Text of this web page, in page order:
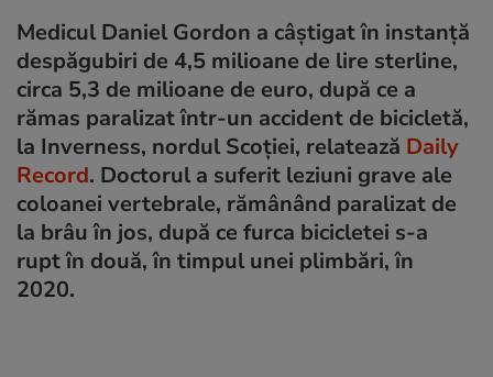
Medicul Daniel Gordon a câștigat în instanță
despăgubiri de 4,5 milioane de lire sterline,
circa 5,3 de milioane de euro, după ce a
rămas paralizat într-un accident de bicicletă,
la Inverness, nordul Scoției, relatează Daily
Record. Doctorul a suferit leziuni grave ale
coloanei vertebrale, rămânând paralizat de
la brâu în jos, după ce furca bicicletei s-a
rupt în două, în timpul unei plimbări, în
2020.